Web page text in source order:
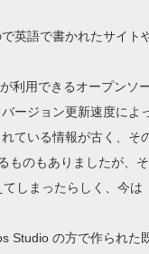
英語で書かれたサイト
利用できるオープンソ
ージョン更新速度によ
ている情報が古く、そ
ものもありましたが、
しまったらしく、今は
Studio の方で作られた